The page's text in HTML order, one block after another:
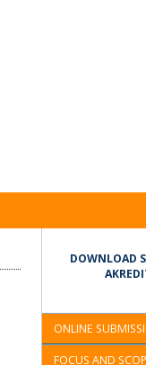
DOWNLOAD
ONLINE
FOCUS AND